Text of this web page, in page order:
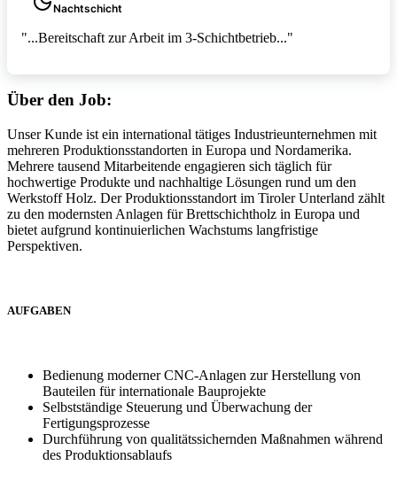
Nachtschicht
"...Bereitschaft zur Arbeit im 3-Schichtbetrieb..."
Über den Job:
Unser Kunde ist ein international tätiges Industrieunternehmen mit
mehreren Produktionsstandorten in Europa und Nordamerika.
Mehrere tausend Mitarbeitende engagieren sich täglich für
hochwertige Produkte und nachhaltige Lösungen rund um den
Werkstoff Holz. Der Produktionsstandort im Tiroler Unterland zählt
zu den modernsten Anlagen für Brettschichtholz in Europa und
bietet aufgrund kontinuierlichen Wachstums langfristige
Perspektiven.
AUFGABEN
Bedienung moderner CNC-Anlagen zur Herstellung von
Bauteilen für internationale Bauprojekte
Selbstständige Steuerung und Überwachung der
Fertigungsprozesse
Durchführung von qualitätssichernden Maßnahmen während
des Produktionsablaufs